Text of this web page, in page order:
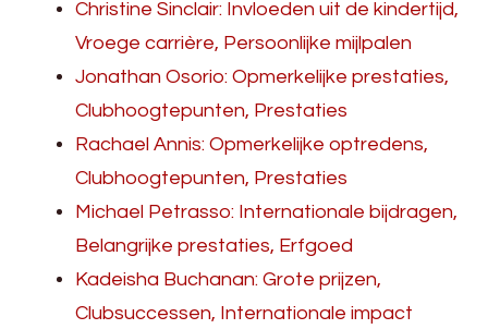
Christine Sinclair: Invloeden uit de kindertijd,
Vroege carrière, Persoonlijke mijlpalen
Jonathan Osorio: Opmerkelijke prestaties,
Clubhoogtepunten, Prestaties
Rachael Annis: Opmerkelijke optredens,
Clubhoogtepunten, Prestaties
Michael Petrasso: Internationale bijdragen,
Belangrijke prestaties, Erfgoed
Kadeisha Buchanan: Grote prijzen,
Clubsuccessen, Internationale impact